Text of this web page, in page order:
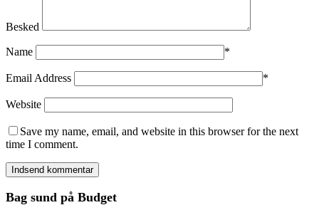
Besked
Name *
Email Address *
Website
Save my name, email, and website in this browser for the next
time I comment.
Bag sund på Budget